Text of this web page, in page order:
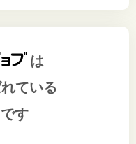
は
ている
す